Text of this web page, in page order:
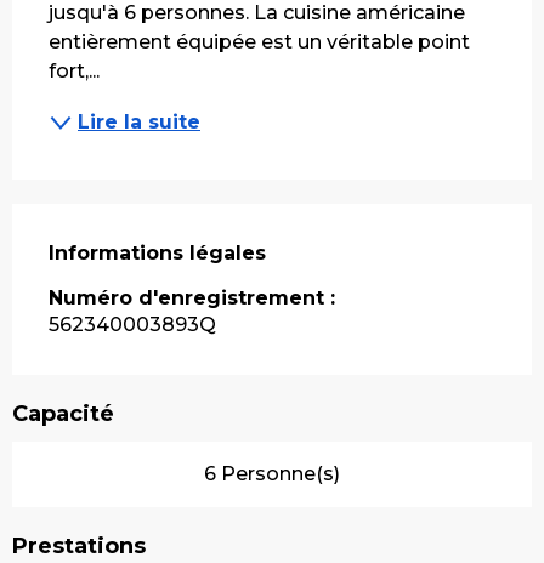
jusqu'à 6 personnes. La cuisine américaine
entièrement équipée est un véritable point
fort,...
Lire la suite
Informations légales
Informations légales
Numéro d'enregistrement :
562340003893Q
Capacité
6 Personne(s)
Prestations